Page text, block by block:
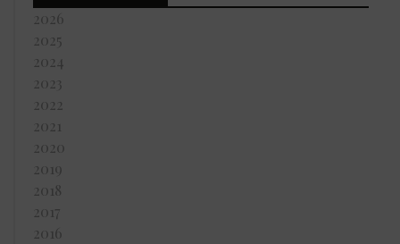
2026
2025
2024
2023
2022
2021
2020
2019
2018
2017
2016